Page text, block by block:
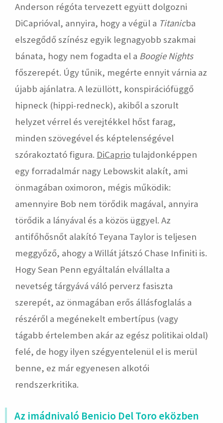
Anderson régóta tervezett együtt dolgozni
DiCaprióval, annyira, hogy a végül a Titanicba
elszegődő színész egyik legnagyobb szakmai
bánata, hogy nem fogadta el a Boogie Nights
főszerepét. Úgy tűnik, megérte ennyit várnia az
újabb ajánlatra. A lezüllött, konspirációfüggő
hipneck (hippi-redneck), akiből a szorult
helyzet vérrel és verejtékkel hőst farag,
minden szövegével és képtelenségével
szórakoztató figura. DiCaprio tulajdonképpen
egy forradalmár nagy Lebowskit alakít, ami
önmagában oximoron, mégis működik:
amennyire Bob nem törődik magával, annyira
törődik a lányával és a közös üggyel. Az
antifőhősnőt alakító Teyana Taylor is teljesen
meggyőző, ahogy a Willát játszó Chase Infiniti is.
Hogy Sean Penn egyáltalán elvállalta a
nevetség tárgyává váló perverz fasiszta
szerepét, az önmagában erős állásfoglalás a
részéről a megénekelt embertípus (vagy
tágabb értelemben akár az egész politikai oldal)
felé, de hogy ilyen szégyentelenül el is merül
benne, ez már egyenesen alkotói
rendszerkritika.
Az imádnivaló Benicio Del Toro eközben